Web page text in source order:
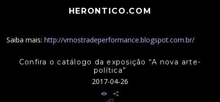
HERONTICO.COM
Saiba mais:http://vmostradeperformance.blogspot.com.br/
Confira o catálogo da exposição “A nova arte-
política”
2017-04-26